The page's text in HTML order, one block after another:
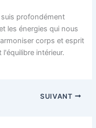
profondément
les énergies qui nous
corps et esprit
intérieur.
SUIVANT